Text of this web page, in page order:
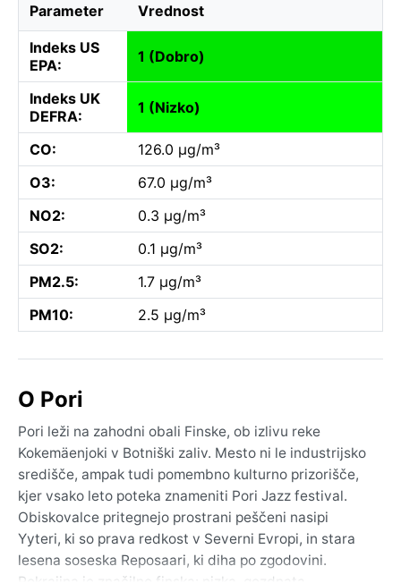
Parameter Vrednost
Indeks US
EPA:
1 (Dobro)
Indeks UK
DEFRA:
1 (Nizko)
CO:
126.0 µg/m³
O3:
67.0 µg/m³
NO2:
0.3 µg/m³
SO2:
0.1 µg/m³
PM2.5:
1.7 µg/m³
PM10:
2.5 µg/m³
O Pori
Pori leži na zahodni obali Finske, ob izlivu reke
Kokemäenjoki v Botniški zaliv. Mesto ni le industrijsko
središče, ampak tudi pomembno kulturno prizorišče,
kjer vsako leto poteka znameniti Pori Jazz festival.
Obiskovalce pritegnejo prostrani peščeni nasipi
Yyteri, ki so prava redkost v Severni Evropi, in stara
lesena soseska Reposaari, ki diha po zgodovini.